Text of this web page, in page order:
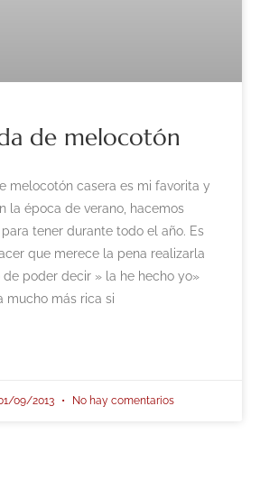
de melocotón
melocotón casera es mi favorita y
la época de verano, hacemos
tener durante todo el año. Es
que merece la pena realizarla
poder decir » la he hecho yo»
mucho más rica si
09/2013 No hay comentarios